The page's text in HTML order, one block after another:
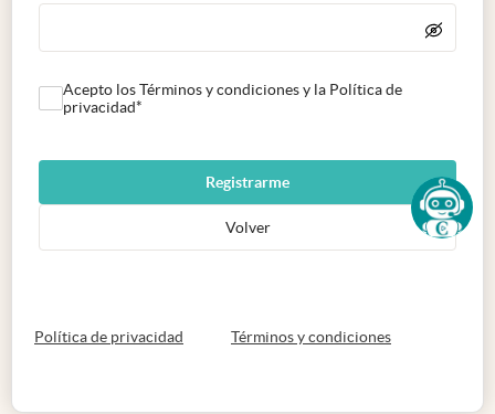
Acepto los Términos y condiciones y la Política de
privacidad*
Registrarme
Volver
Política de privacidad abre en nueva pestaña
Términos y condicionesabre en nueva